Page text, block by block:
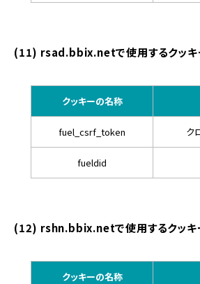
(11) rsad.bbix.netで使用するクッキ
クッキーの名称
fuel_csrf_token ク
fueldid
(12) rshn.bbix.netで使用するクッキ
クッキーの名称